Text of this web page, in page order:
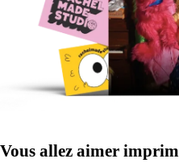
Vous allez aimer